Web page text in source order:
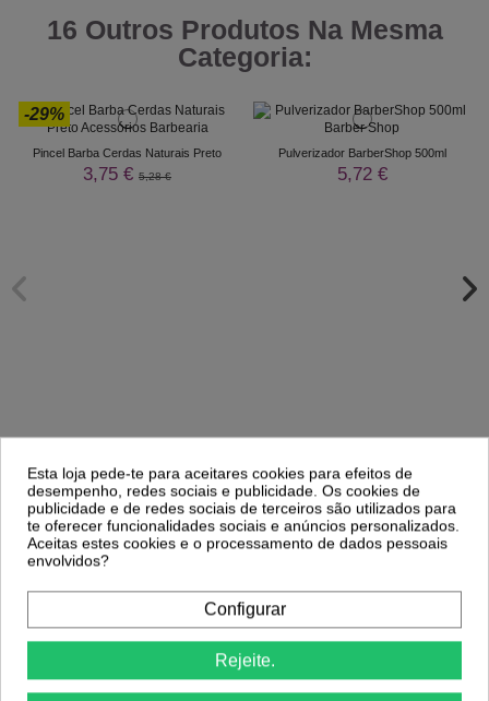
16 Outros Produtos Na Mesma
Categoria:
-29%
Pincel Barba Cerdas Naturais Preto
3,75 € 5,28 €
Pulverizador BarberShop 500ml
5,72 €
Comprar
Portes Grátis
a partir de 39€ apenas para Península
Precisa de ajuda?
Ligue já 220174236 ou 916967800
Esta loja pede-te para aceitares cookies para efeitos de
desempenho, redes sociais e publicidade. Os cookies de
publicidade e de redes sociais de terceiros são utilizados para
te oferecer funcionalidades sociais e anúncios personalizados.
Aceitas estes cookies e o processamento de dados pessoais
envolvidos?
Configurar
Rejeite.